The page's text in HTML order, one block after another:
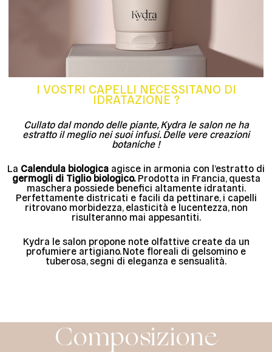
I VOSTRI CAPELLI NECESSITANO DI
IDRATAZIONE ?
Cullato dal mondo delle piante, Kydra le salon ne ha
estratto il meglio nei suoi infusi. Delle vere creazioni
botaniche !
La Calendula biologica agisce in armonia con l’estratto di
germogli di Tiglio biologico.Prodotta in Francia, questa
maschera possiede benefici altamente idratanti.
Perfettamente districati e facili da pettinare, i capelli
ritrovano morbidezza, elasticità e lucentezza, non
risulteranno mai appesantiti.
Kydra le salon propone note olfattive create da un
profumiere artigiano. Note floreali di gelsomino e
tuberosa, segni di eleganza e sensualità.
Composizione